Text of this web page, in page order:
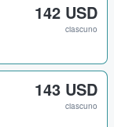
142 USD
ciascuno
143 USD
ciascuno